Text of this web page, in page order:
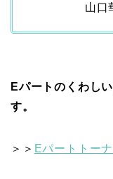
山口
Eパートのくわし
す。
＞＞ Eパートトー